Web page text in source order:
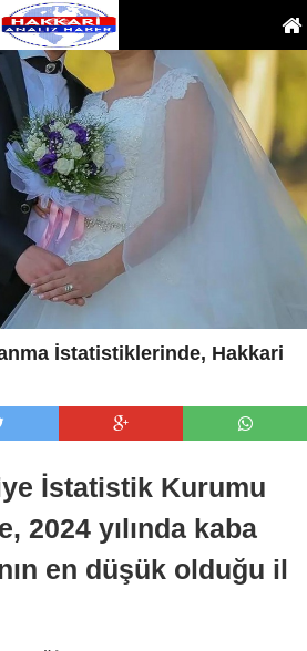
İstatistiklerinde, Hakkari
İstatistik Kurumu
2024 yılında kaba
en düşük olduğu il